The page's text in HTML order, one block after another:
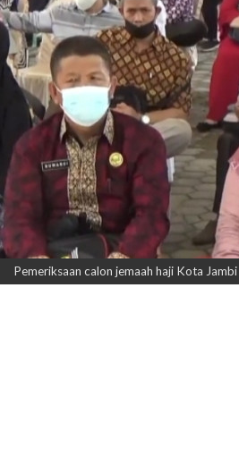
Pemeriksaan calon jemaah haji Kota